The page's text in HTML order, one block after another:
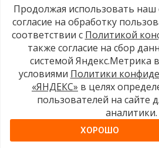
Новости
Видеообзоры
г. Рязань, ул. Маяковского, д. 1а, стр. 3
+7 4912 77-80-81
info@azard.ru
© 2026, Azard Group
Политика
Продолжая использовать наш
согласие на обработку
соответствии с Политикой
также согласие на сбор
системой Яндекс.Метрика
условиями Политики
«ЯНДЕКС» в целях
пользователей на сайте
аналитики.
ХОРОШО